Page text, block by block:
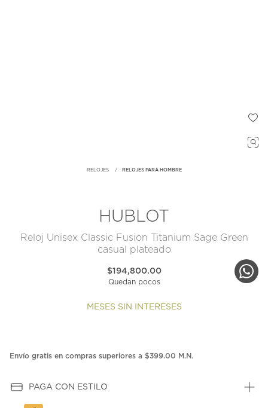
RELOJES RELOJES PARA HOMBRE
HUBLOT
Reloj Unisex Classic Fusion Titanium Sage Green
casual plateado
$194,800.00
Quedan pocos
MESES SIN INTERESES
Envío gratis en compras superiores a $399.00 M.N.
PAGA CON ESTILO